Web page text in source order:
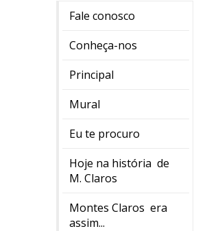
Fale conosco
Conheça-nos
Principal
Mural
Eu te procuro
Hoje na história de
M. Claros
Montes Claros era
assim...